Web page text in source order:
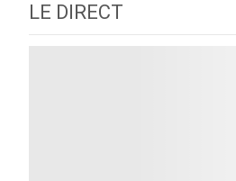
LE DIRECT